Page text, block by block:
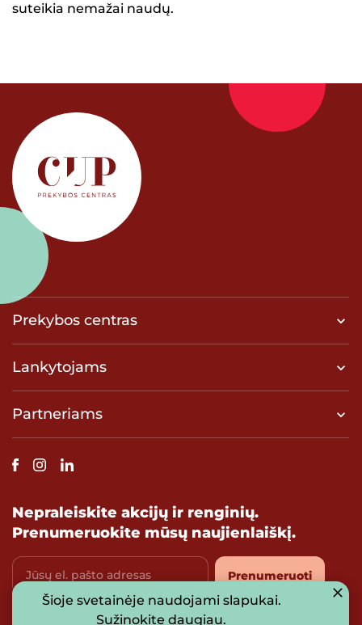
suteikia nemažai naudų.
Prekybos centras
Lankytojams
Partneriams
Nepraleiskite akcijų ir renginių.
Prenumeruokite mūsų naujienlaiškį.
Jūsų el. pašto adresas
privatumo politika
Prenumeruoti
Šioje svetainėje naudojami slapukai.
Sužinokite daugiau.